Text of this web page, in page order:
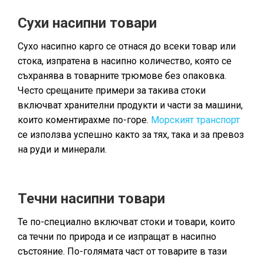
Сухи насипни товари
Сухо насипно карго се отнася до всеки товар или
стока, изпратена в насипно количество, която се
съхранява в товарните трюмове без опаковка.
Често срещаните примери за такива стоки
включват хранителни продукти и части за машини,
които коментирахме по-горе. Морският транспорт
се използва успешно както за тях, така и за превоз
на руди и минерали.
Течни насипни товари
Те по-специално включват стоки и товари, които
са течни по природа и се изпращат в насипно
състояние. По-голямата част от товарите в тази